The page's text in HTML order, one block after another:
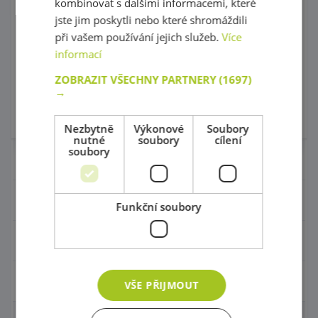
Nábytek pro školky
Didaktické pomůcky
Hudební nástroje
Předpokládaný termín
dodání:do 5 dnů
129,00 Kč
Do košíku
Skladem
Předpokládaný termín
dodání:do 5 dnů
105,00 Kč
115,00 Kč
Do košíku
Skladem
jste jim poskytli nebo které shromáždili
při vašem používání jejich služeb.Více
informací
ZOBRAZIT VŠECHNY PARTNERY(1697)
→
Nezbytně
nutné
soubory
Výkonové
soubory
Soubory
cílení
Funkční soubory
VŠE PŘIJMOUT